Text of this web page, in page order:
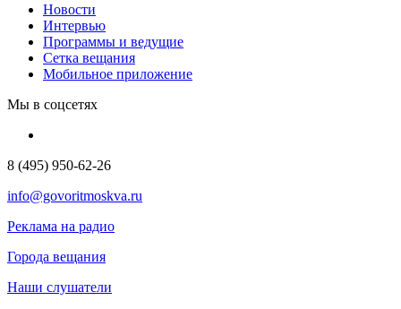
Новости
Интервью
Программы и ведущие
Сетка вещания
Мобильное приложение
Мы в соцсетях
8 (495) 950-62-26
info@govoritmoskva.ru
Реклама на радио
Города вещания
Наши слушатели